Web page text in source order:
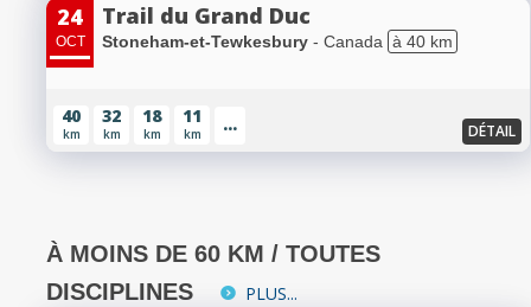
24
OCT
Trail du Grand Duc
Stoneham-et-Tewkesbury - Canada à 40 km
40
km
32
km
18
km
11
km ... DÉTAIL
À MOINS DE 60 KM / TOUTES
DISCIPLINES
PLUS...